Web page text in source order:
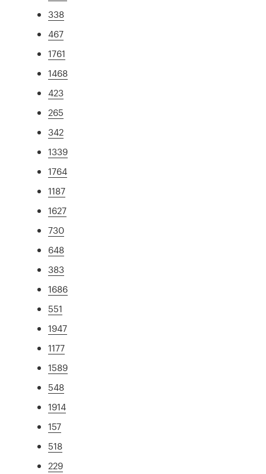
338
467
1761
1468
423
265
342
1339
1764
1187
1627
730
648
383
1686
551
1947
1177
1589
548
1914
157
518
229